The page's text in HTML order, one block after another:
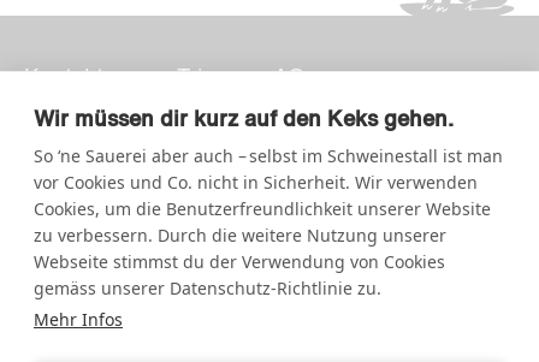
Kontakt
Newsletter
Datenschutz
Trimarca AG
Strategie + Design
Storchengasse 15
7000 Chur
Kornhausstrasse 5
9000 St.Gallen
Wir müssen dir kurz auf den Keks gehen.
So ‘ne Sauerei aber auch – selbst im Schweinestall ist man
vor Cookies und Co. nicht in Sicherheit. Wir verwenden
Cookies, um die Benutzerfreundlichkeit unserer Website
zu verbessern. Durch die weitere Nutzung unserer
Webseite stimmst du der Verwendung von Cookies
gemäss unserer Datenschutz-Richtlinie zu.
Mehr Infos